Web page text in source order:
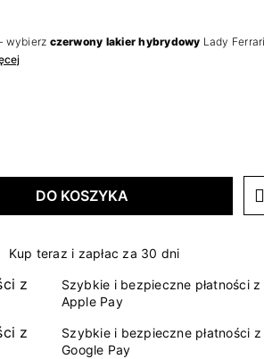
wybierz czerwony lakier hybrydowy Lady
DO KOSZYKA
Kup teraz i zapłac za 30 dni
Szybkie i bezpieczne płatności z
Apple Pay
Szybkie i bezpieczne płatności z
Google Pay